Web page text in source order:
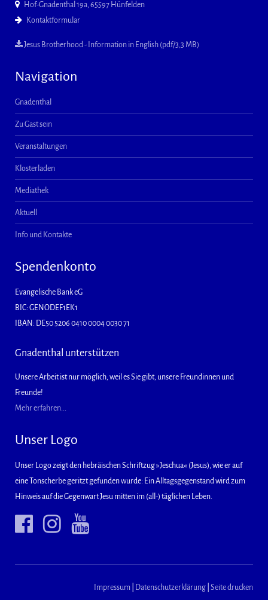
Hof-Gnadenthal 19a, 65597 Hünfelden
Kontaktformular
Jesus Brotherhood - Information in English (pdf/3,3 MB)
Navigation
Gnadenthal
Zu Gast sein
Veranstaltungen
Klosterladen
Mediathek
Aktuell
Info und Kontakte
Spendenkonto
Evangelische Bank eG
BIC: GENODEF1EK1
IBAN: DE50 5206 0410 0004 0030 71
Gnadenthal unterstützen
Unsere Arbeit ist nur möglich, weil es Sie gibt, unsere Freundinnen und
Freunde!
Mehr erfahren...
Unser Logo
Unser Logo zeigt den hebräischen Schriftzug »Jeschua« (Jesus), wie er auf
eine Tonscherbe geritzt gefunden wurde: Ein Alltagsgegenstand wird zum
Hinweis auf die Gegenwart Jesu mitten im (all-) täglichen Leben.
Impressum Datenschutzerklärung Seite drucken